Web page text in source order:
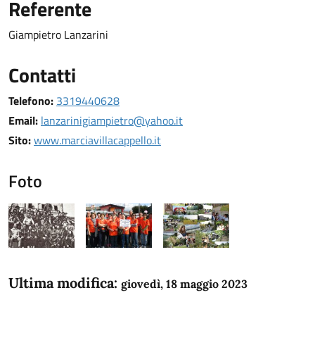
Referente
Giampietro Lanzarini
Contatti
Telefono: 3319440628
Email: lanzarinigiampietro@yahoo.it
Sito:www.marciavillacappello.it
Foto
Ultima modifica: giovedì, 18 maggio 2023